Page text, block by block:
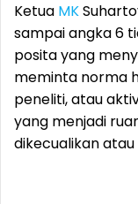
Ketua MK
sampai angka 6
posita yang
meminta norma
peneliti, atau
yang menjadi
dikecualikan